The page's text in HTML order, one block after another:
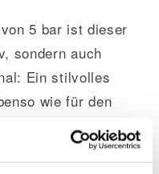
5 bar ist dieser
sondern auch
Ein stilvolles
wie für den
als täglicher
Schmuckstück